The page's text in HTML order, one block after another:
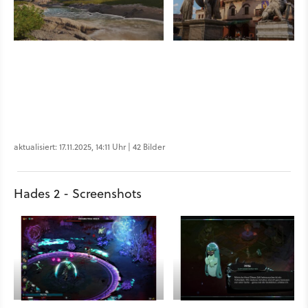
aktualisiert: 17.11.2025, 14:11 Uhr | 42 Bilder
Hades 2 - Screenshots